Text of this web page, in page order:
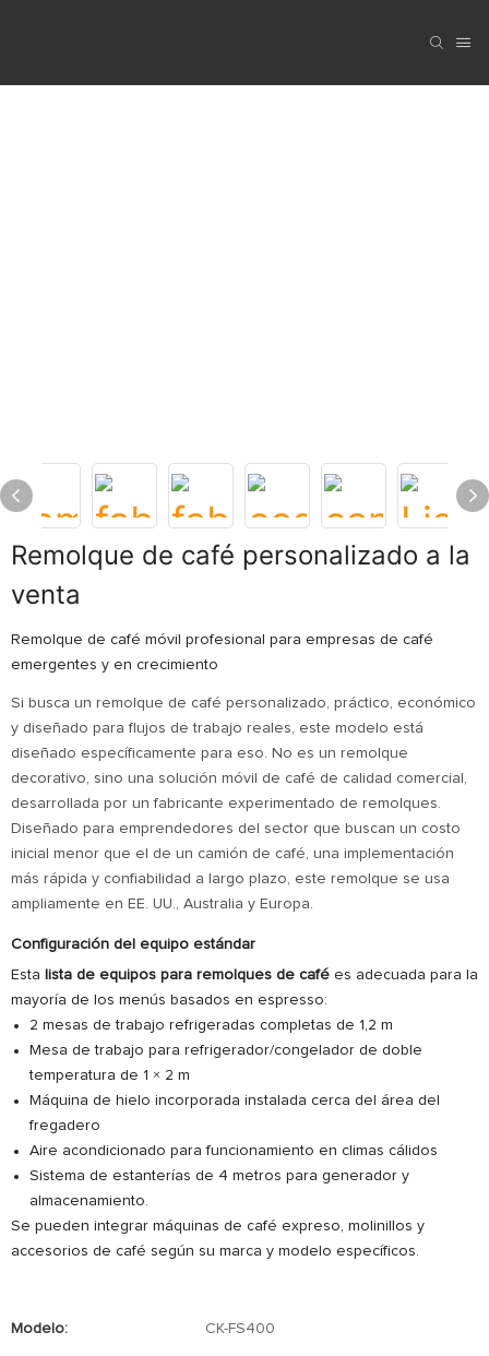
Remolque de café personalizado a la
venta
Remolque de café móvil profesional para empresas de café
emergentes y en crecimiento
Si busca un remolque de café personalizado, práctico, económico
y diseñado para flujos de trabajo reales, este modelo está
diseñado específicamente para eso. No es un remolque
decorativo, sino una solución móvil de café de calidad comercial,
desarrollada por un fabricante experimentado de remolques.
Diseñado para emprendedores del sector que buscan un costo
inicial menor que el de un camión de café, una implementación
más rápida y confiabilidad a largo plazo, este remolque se usa
ampliamente en EE. UU., Australia y Europa.
Configuración del equipo estándar
Esta
lista de equipos para remolques de café es adecuada para la
mayoría de los menús basados ​​en espresso:
2 mesas de trabajo refrigeradas completas de 1,2 m
Mesa de trabajo para refrigerador/congelador de doble
temperatura de 1 × 2 m
Máquina de hielo incorporada instalada cerca del área del
fregadero
Aire acondicionado para funcionamiento en climas cálidos
Sistema de estanterías de 4 metros para generador y
almacenamiento.
Se pueden integrar máquinas de café expreso, molinillos y
accesorios de café según su marca y modelo específicos.
Modelo: CK-FS400